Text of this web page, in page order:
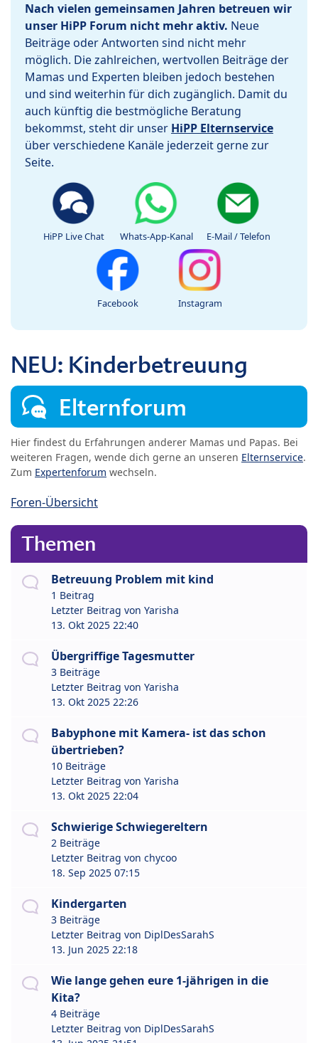
Nach vielen gemeinsamen Jahren betreuen wir
unser HiPP Forum nicht mehr aktiv. Neue
Beiträge oder Antworten sind nicht mehr
möglich. Die zahlreichen, wertvollen Beiträge der
Mamas und Experten bleiben jedoch bestehen
und sind weiterhin für dich zugänglich. Damit du
auch künftig die bestmögliche Beratung
bekommst, steht dir unser HiPP Elternservice
über verschiedene Kanäle jederzeit gerne zur
Seite.
HiPP Live Chat Whats-App-Kanal E-Mail / Telefon
Facebook Instagram
NEU: Kinderbetreuung
Elternforum
Hier findest du Erfahrungen anderer Mamas und Papas. Bei
weiteren Fragen, wende dich gerne an unseren Elternservice.
Zum Expertenforum wechseln.
Foren-Übersicht
Themen
Betreuung Problem mit kind
1 Beitrag
Letzter Beitrag von Yarisha
13. Okt 2025 22:40
Übergriffige Tagesmutter
3 Beiträge
Letzter Beitrag von Yarisha
13. Okt 2025 22:26
Babyphone mit Kamera- ist das schon
übertrieben?
10 Beiträge
Letzter Beitrag von Yarisha
13. Okt 2025 22:04
Schwierige Schwiegereltern
2 Beiträge
Letzter Beitrag von chycoo
18. Sep 2025 07:15
Kindergarten
3 Beiträge
Letzter Beitrag von DiplDesSarahS
13. Jun 2025 22:18
Wie lange gehen eure 1-jährigen in die
Kita?
4 Beiträge
Letzter Beitrag von DiplDesSarahS